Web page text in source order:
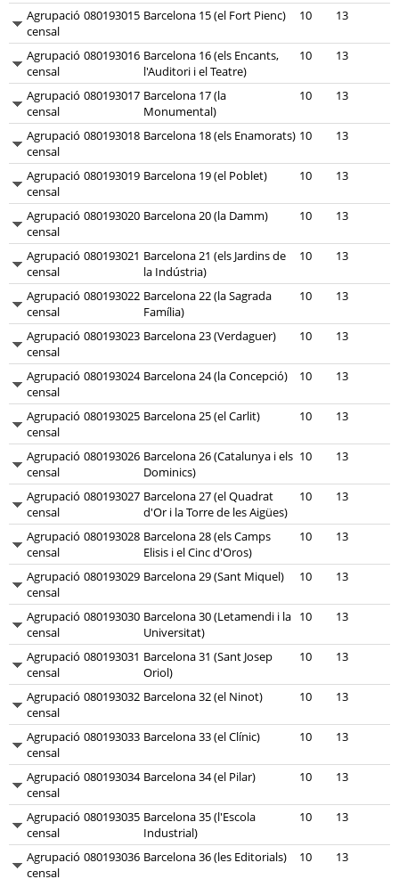
Agrupació
censal
080193015 Barcelona 15 (el Fort Pienc) 10 13
Agrupació
censal
080193016 Barcelona 16 (els Encants,
l'Auditori i el Teatre)
10 13
Agrupació
censal
080193017 Barcelona 17 (la
Monumental)
10 13
Agrupació
censal
080193018 Barcelona 18 (els Enamorats) 10 13
Agrupació
censal
080193019 Barcelona 19 (el Poblet) 10 13
Agrupació
censal
080193020 Barcelona 20 (la Damm) 10 13
Agrupació
censal
080193021 Barcelona 21 (els Jardins de
la Indústria)
10 13
Agrupació
censal
080193022 Barcelona 22 (la Sagrada
Família)
10 13
Agrupació
censal
080193023 Barcelona 23 (Verdaguer) 10 13
Agrupació
censal
080193024 Barcelona 24 (la Concepció) 10 13
Agrupació
censal
080193025 Barcelona 25 (el Carlit) 10 13
Agrupació
censal
080193026 Barcelona 26 (Catalunya i els
Dominics)
10 13
Agrupació
censal
080193027 Barcelona 27 (el Quadrat
d'Or i la Torre de les Aigües)
10 13
Agrupació
censal
080193028 Barcelona 28 (els Camps
Elisis i el Cinc d'Oros)
10 13
Agrupació
censal
080193029 Barcelona 29 (Sant Miquel) 10 13
Agrupació
censal
080193030 Barcelona 30 (Letamendi i la
Universitat)
10 13
Agrupació
censal
080193031 Barcelona 31 (Sant Josep
Oriol)
10 13
Agrupació
censal
080193032 Barcelona 32 (el Ninot) 10 13
Agrupació
censal
080193033 Barcelona 33 (el Clínic) 10 13
Agrupació
censal
080193034 Barcelona 34 (el Pilar) 10 13
Agrupació
censal
080193035 Barcelona 35 (l'Escola
Industrial)
10 13
Agrupació
censal
080193036 Barcelona 36 (les Editorials) 10 13